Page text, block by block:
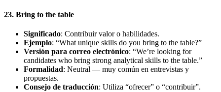
23. Bring to the table
Significado: Contribuir valor o habilidades.
Ejemplo: “What unique skills do you bring to the table?”
Versión para correo electrónico: “We’re looking for
candidates who bring strong analytical skills to the table.”
Formalidad: Neutral — muy común en entrevistas y
propuestas.
Consejo de traducción: Utiliza “ofrecer” o “contribuir”.